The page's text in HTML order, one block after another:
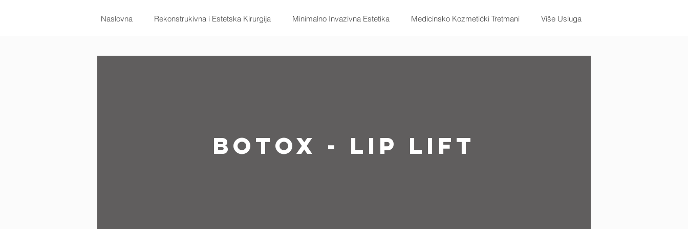
Naslovna Rekonstrukivna i Estetska Kirurgija Minimalno Invazivna Estetika Medicinsko Kozmetićki Tretmani Više Usluga
Botox - Lip Lift